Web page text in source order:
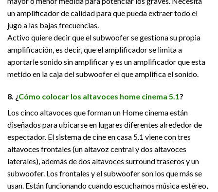
un amplificador de calidad para que pueda extraer todo el
jugo a las bajas frecuencias.
Activo quiere decir que el subwoofer se gestiona su propia
amplificación, es decir, que el amplificador se limita a
aportarle sonido sin amplificar y es un amplificador que esta
metido en la caja del subwoofer el que amplifica el sonido.
8. ¿Cómo colocar los altavoces home cinema 5.1?
Los cinco altavoces que forman un Home cinema están
diseñados para ubicarse en lugares diferentes alrededor de
espectador. El sistema de cine en casa 5.1 viene con tres
altavoces frontales (un altavoz central y dos altavoces
laterales), además de dos altavoces surround traseros y un
subwoofer. Los frontales y el subwoofer son los que más se
usan. Están funcionando cuando escuchamos música estéreo,